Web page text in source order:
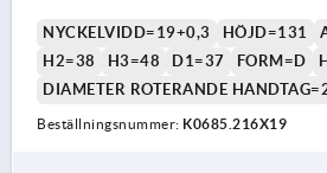
NYCKELVIDD=19+0,3 HÖJD=131
H2=38
H3=48 D1=37 FORM=D
DIAMETER ROTERANDE
Beställningsnummer: K0685.216X19